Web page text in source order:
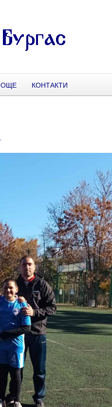
ОЩЕ КОНТАКТИ
.